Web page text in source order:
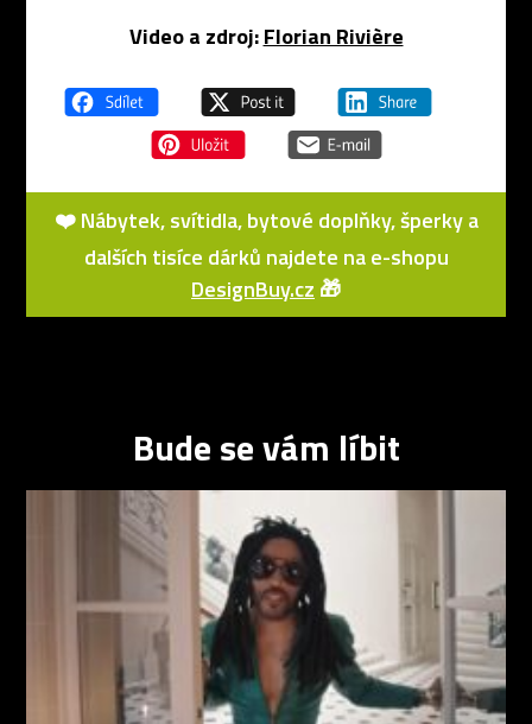
Video a zdroj: Florian Rivière
❤️ Nábytek, svítidla, bytové doplňky, šperky a
dalších tisíce dárků najdete na e-shopu
DesignBuy.cz 🎁
Bude se vám líbit